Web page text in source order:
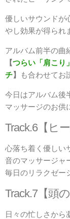
優しいサウンドが
やし効果が得られ
アルバム前半の曲
【つらい「肩こり
チ】 も合わせてお
今日はアルバム後
マッサージのお供
Track.6【ヒ
心落ち着く優しい
音のマッサージャ
毎日のリラクゼー
Track.7【頭
日々の忙しさから